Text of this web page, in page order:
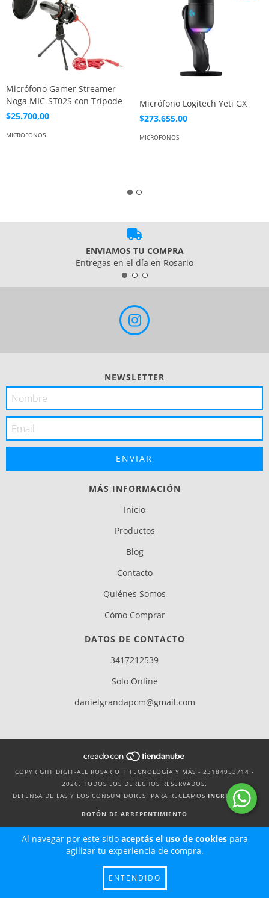
Al navegar por este sitio aceptás el uso de cookiespara
agilizar tu experiencia de compra.
ENTENDIDO
Micrófono Gamer Streamer
Noga MIC-ST02S con Trípode
$25.700,00
MICROFONOS
Micrófono Logitech Yeti GX
$273.655,00
MICROFONOS
ENVIAMOS TU COMPRA
Entregas en el día en Rosario
NEWSLETTER
MÁS INFORMACIÓN
Inicio
Productos
Blog
Contacto
Quiénes Somos
Cómo Comprar
DATOS DE CONTACTO
3417212539
Solo Online
danielgrandapcm@gmail.com
COPYRIGHT DIGIT-ALL ROSARIO | TECNOLOGÍA Y MÁS - 23184953714 -
2026. TODOS LOS DERECHOS RESERVADOS.
DEFENSA DE LAS Y LOS CONSUMIDORES. PARA RECLAMOS INGRESÁ ACÁ.
BOTÓN DE ARREPENTIMIENTO